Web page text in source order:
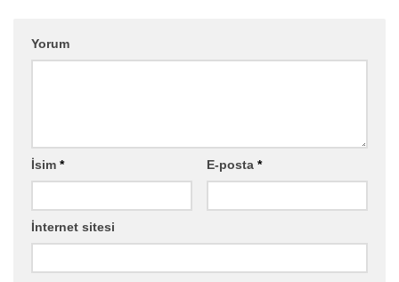
Yorum
İsim * E-posta *
İnternet sitesi